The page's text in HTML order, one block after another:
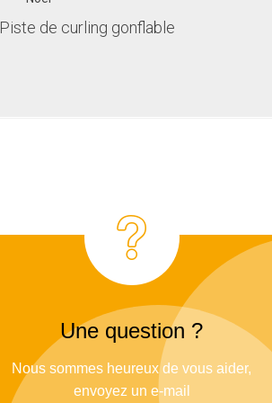
Piste de curling gonflable
Une question ?
Nous sommes heureux de vous aider,
envoyez un e-mail